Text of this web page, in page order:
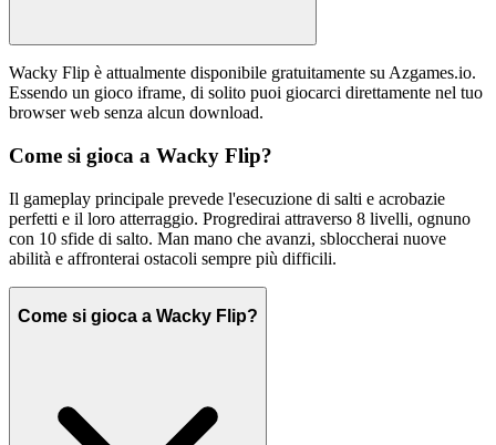
Wacky Flip è attualmente disponibile gratuitamente su Azgames.io.
Essendo un gioco iframe, di solito puoi giocarci direttamente nel tuo
browser web senza alcun download.
Come si gioca a Wacky Flip?
Il gameplay principale prevede l'esecuzione di salti e acrobazie
perfetti e il loro atterraggio. Progredirai attraverso 8 livelli, ognuno
con 10 sfide di salto. Man mano che avanzi, sbloccherai nuove
abilità e affronterai ostacoli sempre più difficili.
Come si gioca a Wacky Flip?